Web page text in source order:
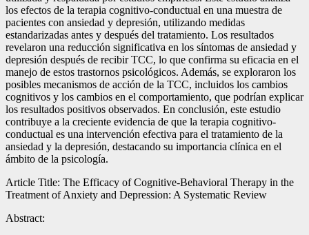
los efectos de la terapia cognitivo-conductual en una muestra de
pacientes con ansiedad y depresión, utilizando medidas
estandarizadas antes y después del tratamiento. Los resultados
revelaron una reducción significativa en los síntomas de ansiedad y
depresión después de recibir TCC, lo que confirma su eficacia en el
manejo de estos trastornos psicológicos. Además, se exploraron los
posibles mecanismos de acción de la TCC, incluidos los cambios
cognitivos y los cambios en el comportamiento, que podrían explicar
los resultados positivos observados. En conclusión, este estudio
contribuye a la creciente evidencia de que la terapia cognitivo-
conductual es una intervención efectiva para el tratamiento de la
ansiedad y la depresión, destacando su importancia clínica en el
ámbito de la psicología.
Article Title: The Efficacy of Cognitive-Behavioral Therapy in the
Treatment of Anxiety and Depression: A Systematic Review
Abstract: